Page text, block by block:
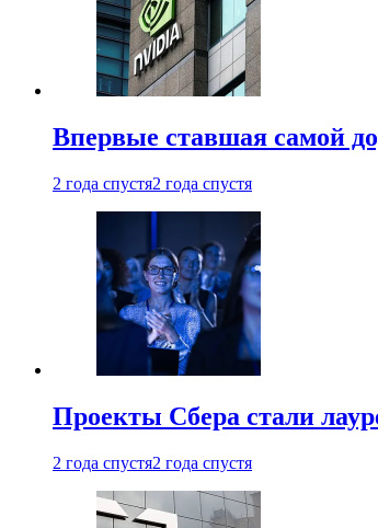
Впервые ставшая самой
2 года спустя2 года спустя
Проекты Сбера стали
2 года спустя2 года спустя